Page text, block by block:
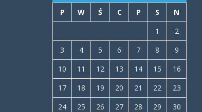
P W Ś C P S
N
1
2
3
4 5 6 7 8
9
10
11 12 13 14 15
16
17
18 19 20 21 22
23
24
25 26 27 28 29
30